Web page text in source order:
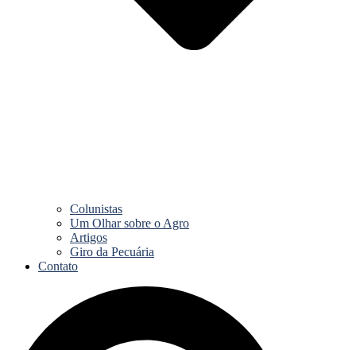
Colunistas
Um Olhar sobre o Agro
Artigos
Giro da Pecuária
Contato